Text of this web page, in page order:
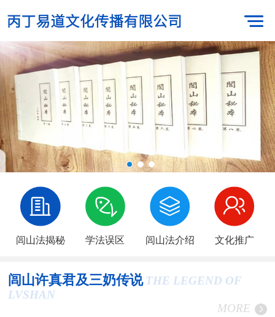
闾山法揭秘 学法误区 闾山法介绍 文化推广
闾山许真君及三奶传说 THE LEGEND OF
LVSHAN
MORE